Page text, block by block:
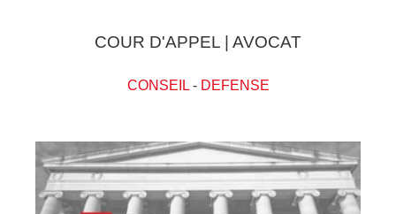
COUR D'APPEL | AVOCAT
CONSEIL- DEFENSE